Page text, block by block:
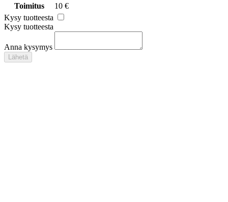
Toimitus
10 €
Kysy tuotteesta
Kysy tuotteesta
Anna kysymys
Lähetä